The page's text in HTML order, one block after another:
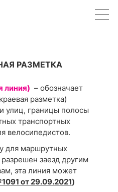
РАЗМЕТКА
линия) – обозначает
разметка)
улиц, границы полосы
транспортных
велосипедистов.
для маршрутных
заезд другим
эта линия может
от 29.09.2021)